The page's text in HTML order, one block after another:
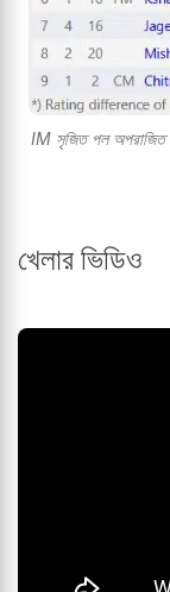
IM সৃজিত পল অপরাজিত
খেলার ভিডিও